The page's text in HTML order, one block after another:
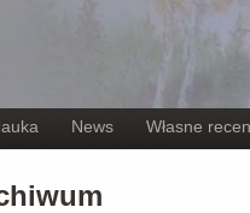
News Własne